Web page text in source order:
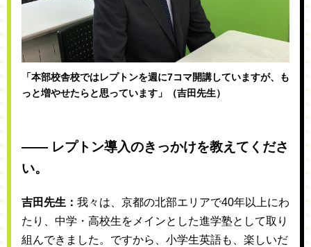
「本部校舎校ではレプトンを週に7コマ開講していますが、も
っと増やせたらと思っています」（吉田先生）
―― レプトン導入のきっかけを教えてくださ
い。
吉田先生： 我々は、京都の北部エリアで40年以上にわ
たり、中学・高校生をメインとした進学塾として取り
組んできました。ですから、小学生英語も、楽しいだ